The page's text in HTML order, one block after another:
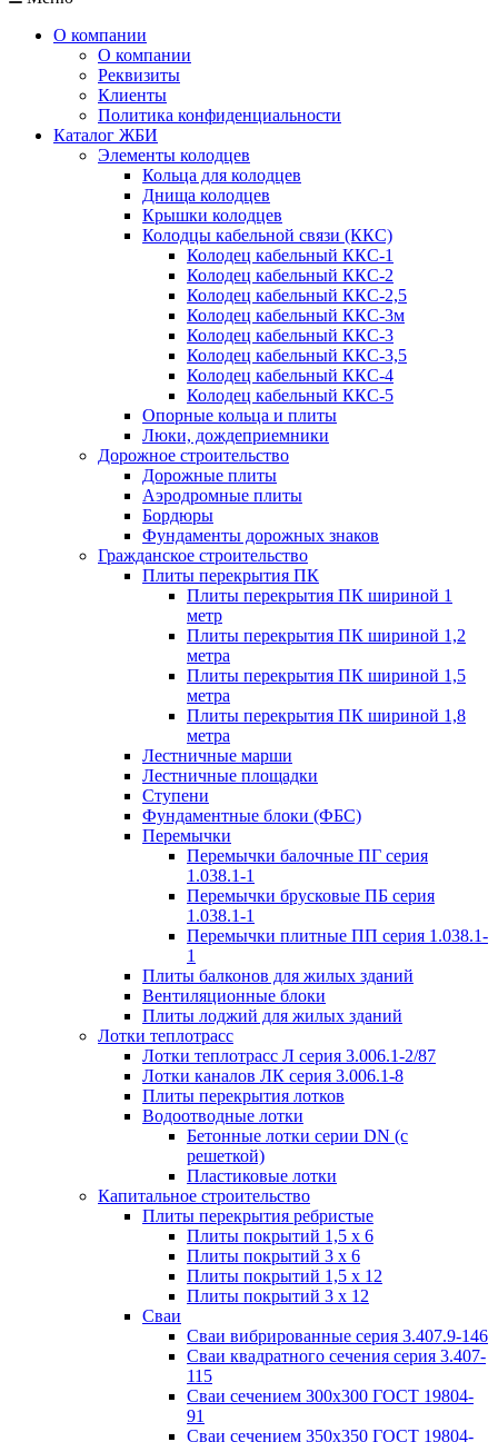
О компании
О компании
Реквизиты
Клиенты
Политика конфиденциальности
Каталог ЖБИ
Элементы колодцев
Кольца для колодцев
Днища колодцев
Крышки колодцев
Колодцы кабельной связи (ККС)
Колодец кабельный ККС-1
Колодец кабельный ККС-2
Колодец кабельный ККС-2,5
Колодец кабельный ККС-3м
Колодец кабельный ККС-3
Колодец кабельный ККС-3,5
Колодец кабельный ККС-4
Колодец кабельный ККС-5
Опорные кольца и плиты
Люки, дождеприемники
Дорожное строительство
Дорожные плиты
Аэродромные плиты
Бордюры
Фундаменты дорожных знаков
Гражданское строительство
Плиты перекрытия ПК
Плиты перекрытия ПК шириной 1
метр
Плиты перекрытия ПК шириной 1,2
метра
Плиты перекрытия ПК шириной 1,5
метра
Плиты перекрытия ПК шириной 1,8
метра
Лестничные марши
Лестничные площадки
Ступени
Фундаментные блоки (ФБС)
Перемычки
Перемычки балочные ПГ серия
1.038.1-1
Перемычки брусковые ПБ серия
1.038.1-1
Перемычки плитные ПП серия 1.038.1-
1
Плиты балконов для жилых зданий
Вентиляционные блоки
Плиты лоджий для жилых зданий
Лотки теплотрасс
Лотки теплотрасс Л серия 3.006.1-2/87
Лотки каналов ЛК серия 3.006.1-8
Плиты перекрытия лотков
Водоотводные лотки
Бетонные лотки серии DN (с
решеткой)
Пластиковые лотки
Капитальное строительство
Плиты перекрытия ребристые
Плиты покрытий 1,5 x 6
Плиты покрытий 3 x 6
Плиты покрытий 1,5 x 12
Плиты покрытий 3 x 12
Сваи
Сваи вибрированные серия 3.407.9-146
Сваи квадратного сечения серия 3.407-
115
Сваи сечением 300х300 ГОСТ 19804-
91
Сваи сечением 350х350 ГОСТ 19804-